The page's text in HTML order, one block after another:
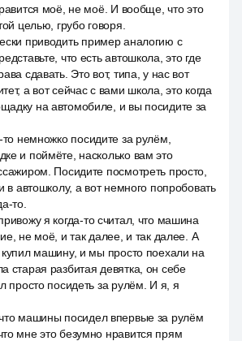
моё, не моё. И вообще, что это
целью, грубо говоря.
приводить пример аналогию с
что есть автошкола, это где
сдавать. Это вот, типа, у нас вот
а вот сейчас с вами школа, это когда
на автомобиле, и вы посидите за
то немножко посидите за рулём,
и поймёте, насколько вам это
Посидите посмотреть просто,
в автошколу, а вот немного попробовать
то.
я когда-то считал, что машина
не моё, и так далее, и так далее. А
машину, и мы просто поехали на
старая разбитая девятка, он себе
просто посидеть за рулём. И я, я
машины посидел впервые за рулём
мне это безумно нравится прям